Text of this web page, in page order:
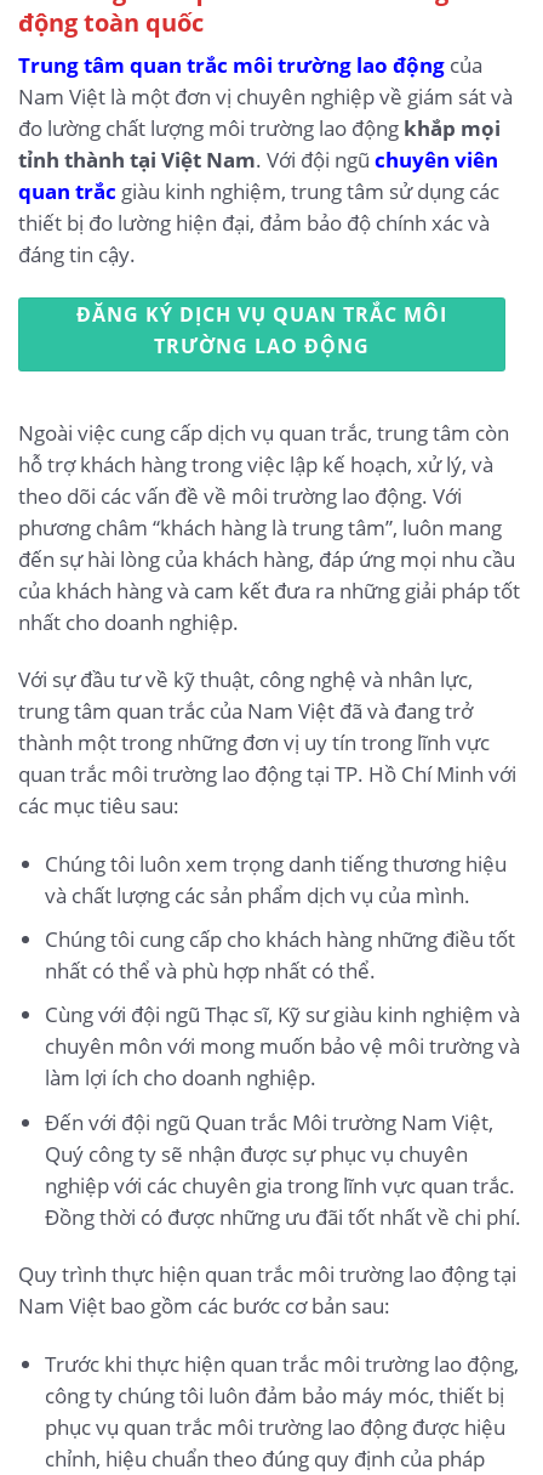
động toàn quốc
Trung tâm quan trắc môi trường lao động của
Nam Việt là một đơn vị chuyên nghiệp về giám sát và
đo lường chất lượng môi trường lao động khắp mọi
tỉnh thành tại Việt Nam. Với đội ngũ chuyên viên
quan trắc giàu kinh nghiệm, trung tâm sử dụng các
thiết bị đo lường hiện đại, đảm bảo độ chính xác và
đáng tin cậy.
ĐĂNG KÝ DỊCH VỤ QUAN TRẮC MÔI
TRƯỜNG LAO ĐỘNG
Ngoài việc cung cấp dịch vụ quan trắc, trung tâm còn
hỗ trợ khách hàng trong việc lập kế hoạch, xử lý, và
theo dõi các vấn đề về môi trường lao động. Với
phương châm “khách hàng là trung tâm”, luôn mang
đến sự hài lòng của khách hàng, đáp ứng mọi nhu cầu
của khách hàng và cam kết đưa ra những giải pháp tốt
nhất cho doanh nghiệp.
Với sự đầu tư về kỹ thuật, công nghệ và nhân lực,
trung tâm quan trắc của Nam Việt đã và đang trở
thành một trong những đơn vị uy tín trong lĩnh vực
quan trắc môi trường lao động tại TP. Hồ Chí Minh với
các mục tiêu sau:
Chúng tôi luôn xem trọng danh tiếng thương hiệu
và chất lượng các sản phẩm dịch vụ của mình.
Chúng tôi cung cấp cho khách hàng những điều tốt
nhất có thể và phù hợp nhất có thể.
Cùng với đội ngũ Thạc sĩ, Kỹ sư giàu kinh nghiệm và
chuyên môn với mong muốn bảo vệ môi trường và
làm lợi ích cho doanh nghiệp.
Đến với đội ngũ Quan trắc Môi trường Nam Việt,
Quý công ty sẽ nhận được sự phục vụ chuyên
nghiệp với các chuyên gia trong lĩnh vực quan trắc.
Đồng thời có được những ưu đãi tốt nhất về chi phí.
Quy trình thực hiện quan trắc môi trường lao động tại
Nam Việt bao gồm các bước cơ bản sau:
Trước khi thực hiện quan trắc môi trường lao động,
công ty chúng tôi luôn đảm bảo máy móc, thiết bị
phục vụ quan trắc môi trường lao động được hiệu
chỉnh, hiệu chuẩn theo đúng quy định của pháp